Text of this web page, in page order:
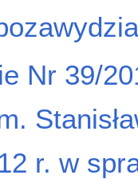
Nr 39/
r. w